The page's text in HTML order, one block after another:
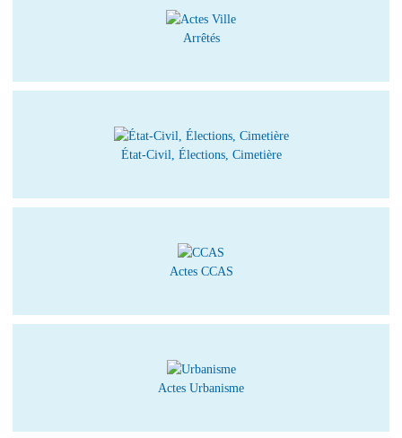
Arrêtés
État-Civil, Élections, Cimetière
Actes CCAS
Actes Urbanisme